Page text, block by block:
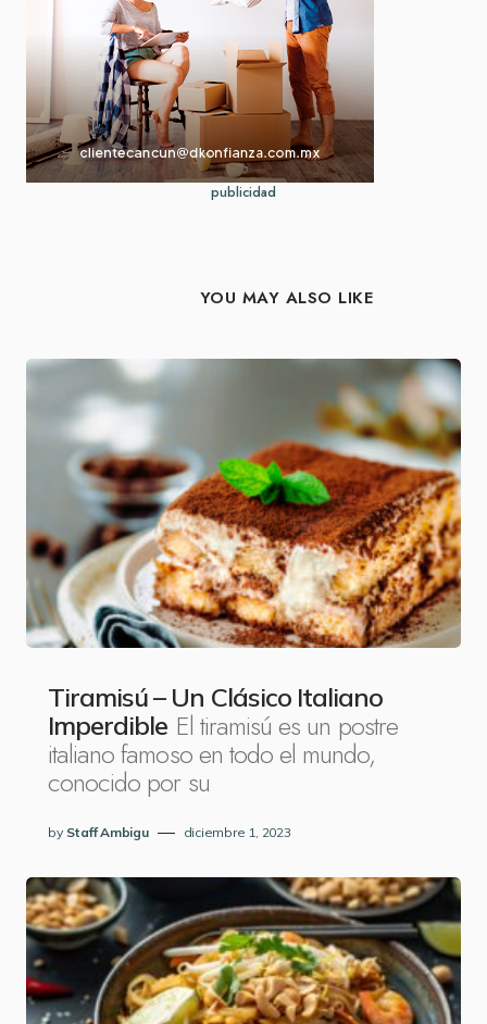
publicidad
YOU MAY ALSO LIKE
Tiramisú – Un Clásico Italiano
Imperdible El tiramisú es un postre
italiano famoso en todo el mundo,
conocido por su
by Staff Ambigu diciembre 1, 2023